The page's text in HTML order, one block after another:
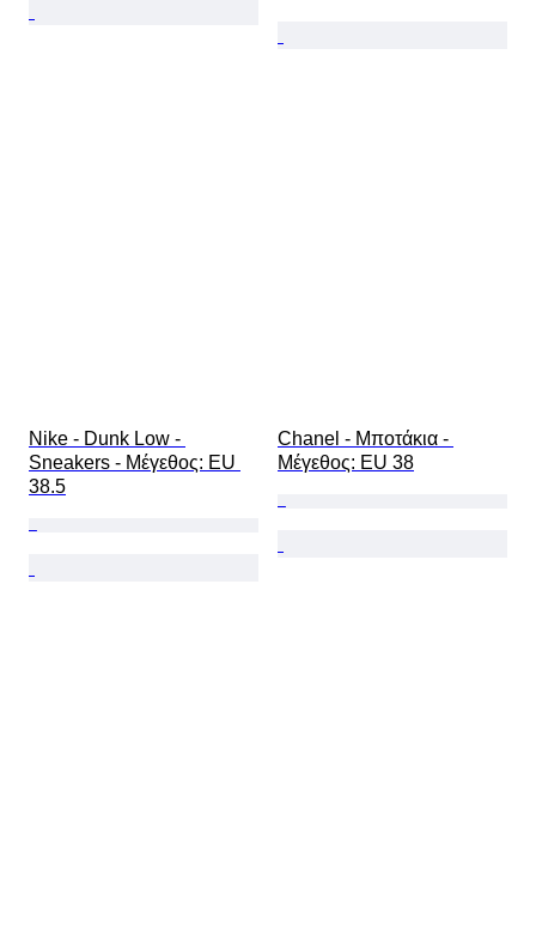
Nike - Dunk Low -
Sneakers - Mέγεθος: EU
38.5
Chanel - Μποτάκια -
Mέγεθος: EU 38